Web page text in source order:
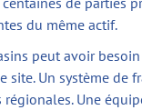
du même actif.
peut avoir
site. Un système de
Une